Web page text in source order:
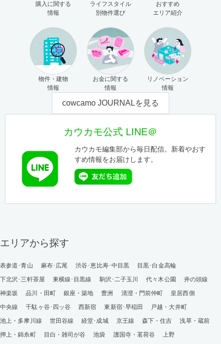
購入に関する
情報
ライフスタイル
別物件選び
おすすめ
エリア紹介
物件・建物
情報
お金に関する
情報
リノベーション
情報
cowcamo JOURNALを見る
カウカモ公式 LINE＠
カウカモ編集部から毎日配信。新着やおす
すめ情報をお届けします。
エリアから探す
表参道･青山 麻布･広尾 渋谷･恵比寿･中目黒
目黒･白金高輪
下北沢･三軒茶屋
東横線･目黒線 駒沢･二子玉川 代々木公園
井の頭線
神楽坂
品川・田町 銀座・築地 豊洲 清澄・門前仲町
皇居西側
中央線
千駄ヶ谷･四ッ谷 西新宿 東新宿･早稲田
戸越・大井町
池上・多摩川線
世田谷線 経堂･成城 京王線 森下・住吉
浅草・蔵前
押上・錦糸町
目白・雑司が谷 池袋 護国寺・茗荷谷
上野